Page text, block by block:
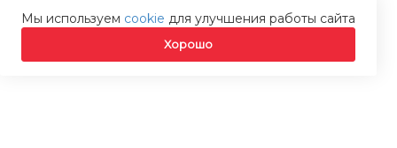
Мы используем cookie для улучшения работы сайта
Хорошо